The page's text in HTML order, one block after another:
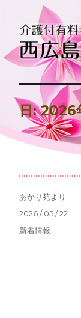
介護付
介護付有料老人
日:2026
投
あかり苑より
投
稿
2026 / 05 / 22
カ
新着情報